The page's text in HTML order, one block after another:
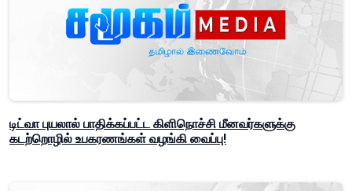
டிட்வா புயலால் பாதிக்கப்பட்ட கிளிநொச்சி மீனவர்களுக்கு
கடற்றொழில் உபகரணங்கள் வழங்கி வைப்பு!